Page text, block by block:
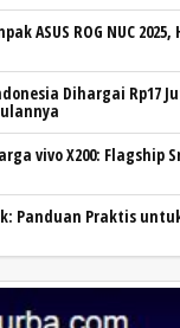
ASUS ROG NUC
Dihargai Rp17
vivo X200: Flagship
Panduan Praktis